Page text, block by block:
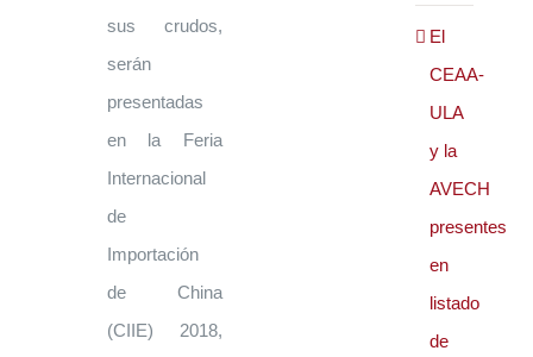
sus crudos,
serán
presentadas
en la Feria
Internacional
de
Importación
de China
(CIIE) 2018,
El
CEAA-
ULA
y la
AVECH
presentes
en
listado
de